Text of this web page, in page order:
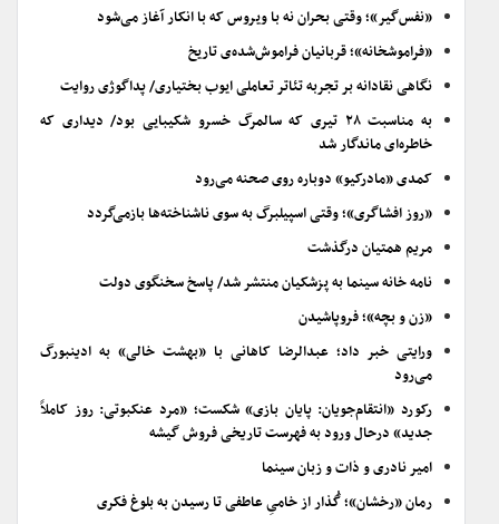
«نفس‌گیر»؛ وقتی بحران نه با ویروس که با انکار آغاز می‌شود
«فراموشخانه»؛ قربانیان فراموش‌شده‌ی تاریخ
نگاهی نقادانه بر تجربه تئاتر تعاملی ایوب بختیاری/ پداگوژی روایت
به مناسبت ۲۸ تیری که سالمرگ خسرو شکیبایی بود/ دیداری که
خاطره‌ای ماندگار شد
کمدی «مادرکیو» دوباره روی صحنه می‌رود
«روز افشاگری»؛ وقتی اسپیلبرگ به سوی ناشناخته‌ها بازمی‌گردد
مریم همتیان درگذشت
نامه خانه سینما به پزشکیان منتشر شد/ پاسخ سخنگوی دولت
«زن و بچه»؛ فروپاشیدن
ورایتی خبر داد؛ عبدالرضا کاهانی با «بهشت خالی» به ادینبورگ
می‌رود
رکورد «انتقام‌جویان: پایان بازی» شکست؛ «مرد عنکبوتی: روز کاملاً
جدید» درحال ورود به فهرست تاریخی فروش گیشه
امیر نادری و ذات و زبان سینما
رمان «رخشان»؛ گُذار از خامیِ عاطفی تا رسیدن به بلوغ فکری